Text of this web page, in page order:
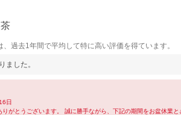
過去1年間で平均して特に高い評価を得ています。
ました。
日
がとうございます。 誠に勝手ながら、下記の期間をお盆休業